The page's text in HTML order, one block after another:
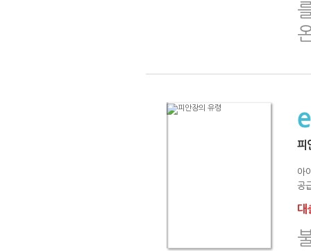
피
아
공
대